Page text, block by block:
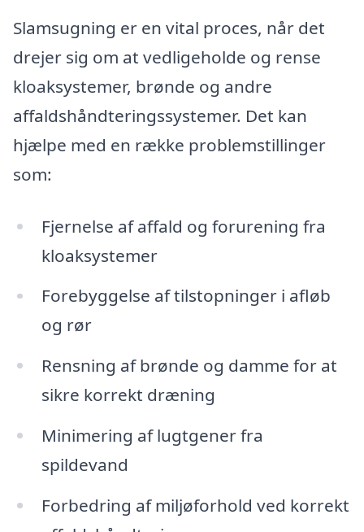
Slamsugning er en vital proces, når det
drejer sig om at vedligeholde og rense
kloaksystemer, brønde og andre
affaldshåndteringssystemer. Det kan
hjælpe med en række problemstillinger
som:
Fjernelse af affald og forurening fra
kloaksystemer
Forebyggelse af tilstopninger i afløb
og rør
Rensning af brønde og damme for at
sikre korrekt dræning
Minimering af lugtgener fra
spildevand
Forbedring af miljøforhold ved korrekt